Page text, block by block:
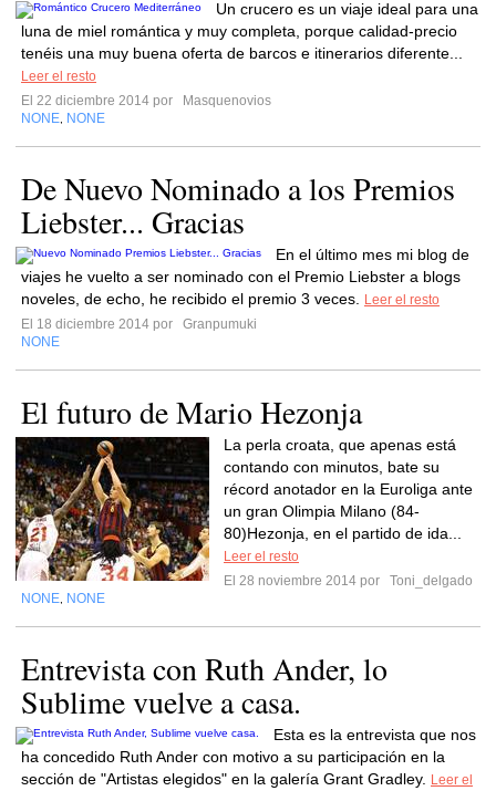
Un crucero es un viaje ideal para una
luna de miel romántica y muy completa, porque calidad-precio
tenéis una muy buena oferta de barcos e itinerarios diferente...
Leer el resto
El 22 diciembre 2014 por
Masquenovios
NONE NONE
De Nuevo Nominado a los Premios
Liebster... Gracias
En el último mes mi blog de
viajes he vuelto a ser nominado con el Premio Liebster a blogs
noveles, de echo, he recibido el premio 3 veces.
Leer el resto
El 18 diciembre 2014 por
Granpumuki
NONE
El futuro de Mario Hezonja
La perla croata, que apenas está
contando con minutos, bate su
récord anotador en la Euroliga ante
un gran Olimpia Milano (84-
80)Hezonja, en el partido de ida...
Leer el resto
El 28 noviembre 2014 por
Toni_delgado
NONE NONE
Entrevista con Ruth Ander, lo
Sublime vuelve a casa.
Esta es la entrevista que nos
ha concedido Ruth Ander con motivo a su participación en la
sección de "Artistas elegidos" en la galería Grant Gradley.
Leer el